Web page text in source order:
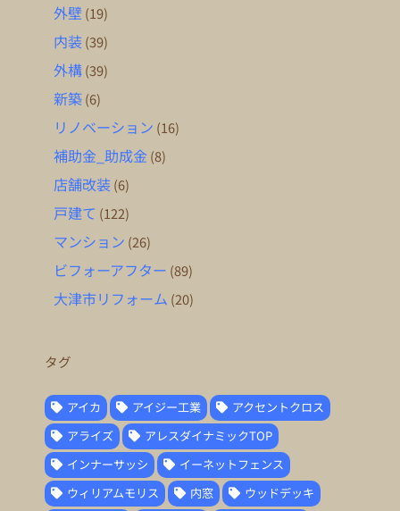
外壁 (19)
内装(39)
外構(39)
新築(6)
リノベーション (16)
補助金_助成金(8)
店舗改装(6)
戸建て (122)
マンション (26)
ビフォーアフター (89)
大津市リフォーム (20)
タグ
アイカ アイジー工業
アクセントクロス
アライズ
アレスダイナミックTOP
インナーサッシ
イーネットフェンス
ウィリアムモリス
内窓
ウッドデッキ